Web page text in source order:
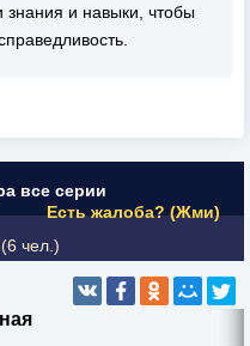
знания и навыки, чтобы
все серии
Есть жалоба? (Жми)
6 чел.)